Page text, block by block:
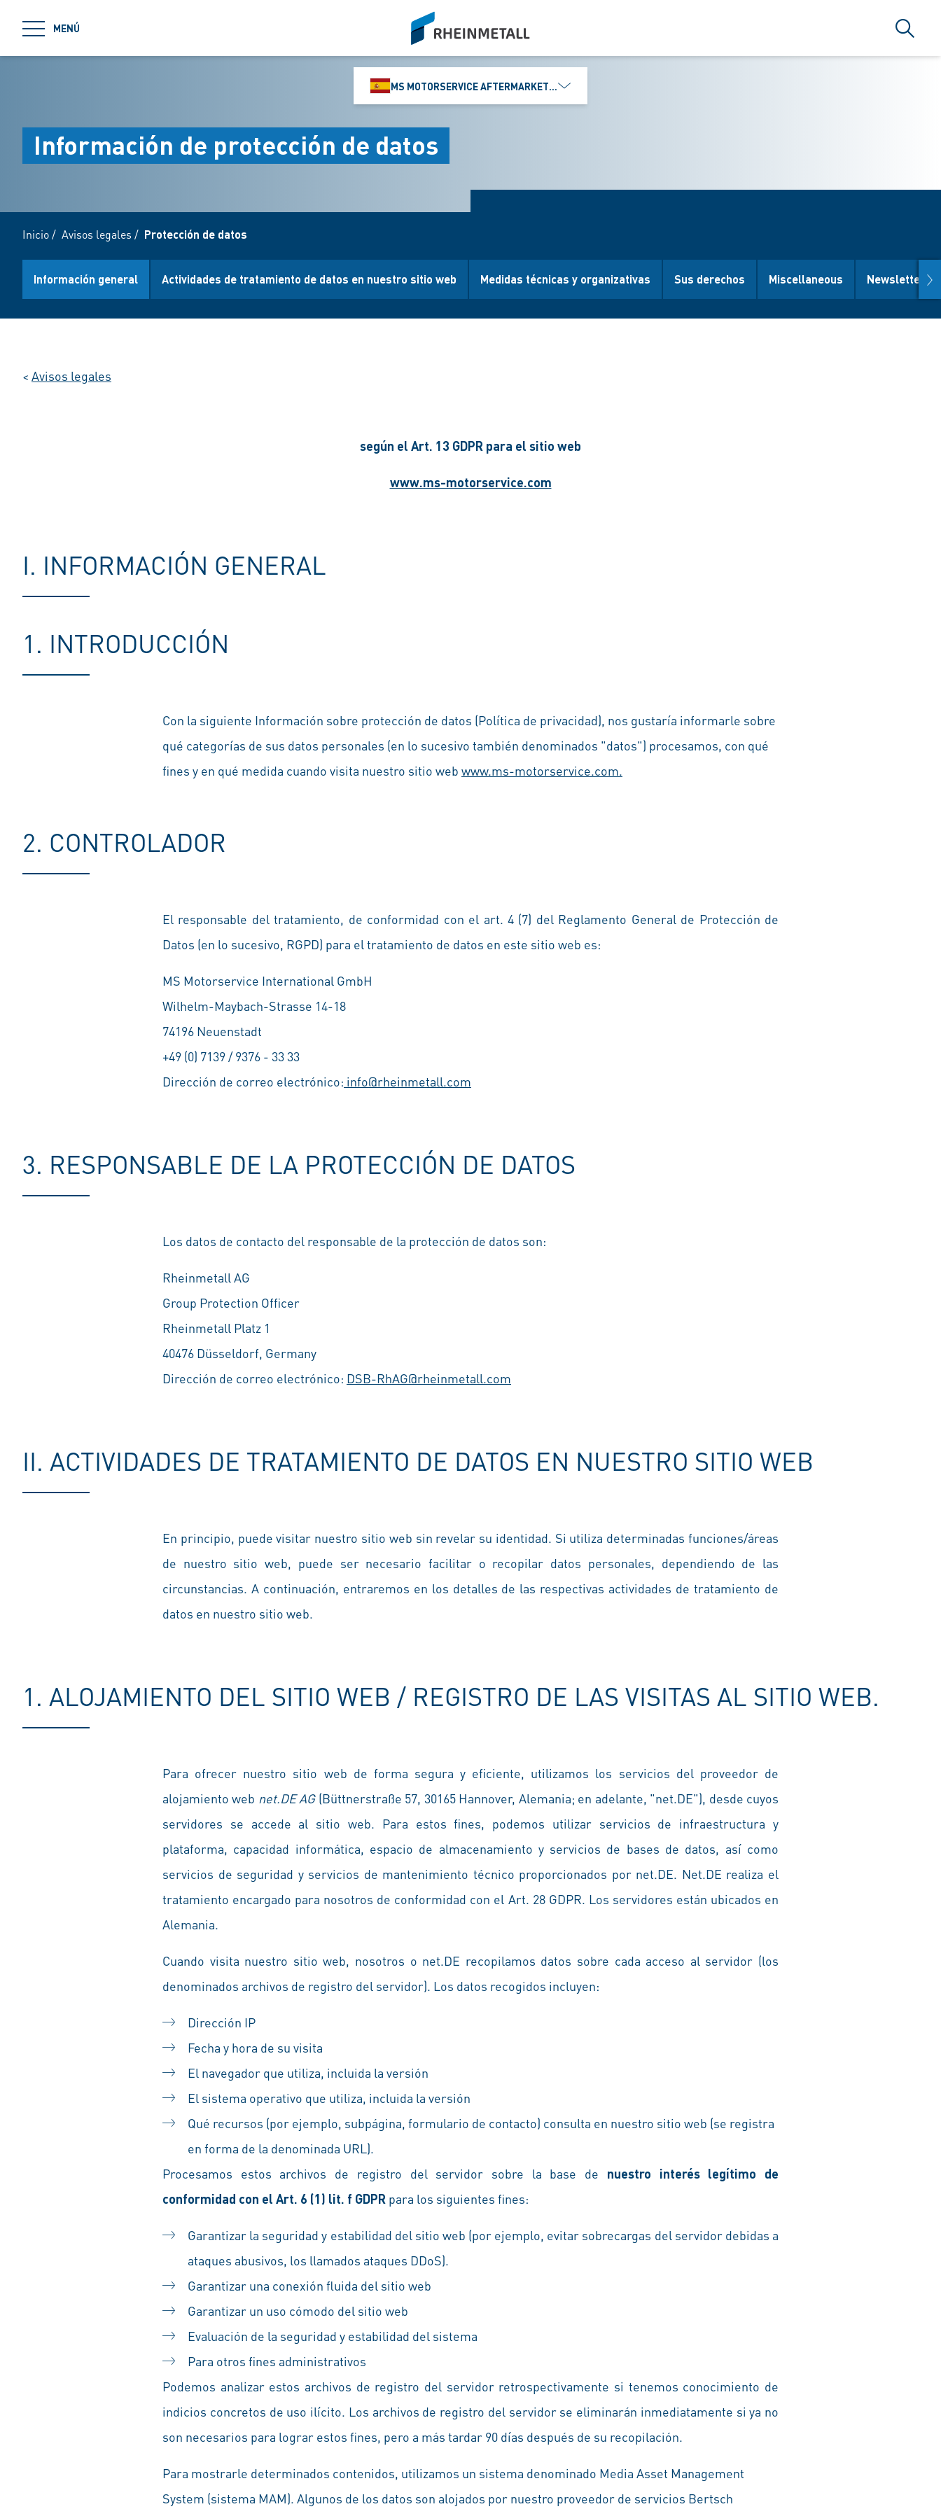
MENÚ
siteLogo
MS MOTORSERVICE AFTERMARKET IBÉRICA, S.L
Información de protección de datos
Inicio/ Avisos legales / Protección de datos
Información general Actividades de tratamiento de datos en nuestro sitio web Medidas técnicas y organizativas Sus derechos Miscellaneous Newsletter
< Avisos legales
según el Art. 13 GDPR para el sitio web
www.ms-motorservice.com
I. INFORMACIÓN GENERAL
1. INTRODUCCIÓN
Con la siguiente Información sobre protección de datos (Política de privacidad), nos gustaría informarle sobre
qué categorías de sus datos personales (en lo sucesivo también denominados "datos") procesamos, con qué
fines y en qué medida cuando visita nuestro sitio web www.ms-motorservice.com.
2. CONTROLADOR
El responsable del tratamiento, de conformidad con el art. 4 (7) del Reglamento General de Protección de
Datos (en lo sucesivo, RGPD) para el tratamiento de datos en este sitio web es:
MS Motorservice International GmbH
Wilhelm-Maybach-Strasse 14-18
74196 Neuenstadt
+49 (0) 7139 / 9376 - 33 33
Dirección de correo electrónico: info@rheinmetall.com
3. RESPONSABLE DE LA PROTECCIÓN DE DATOS
Los datos de contacto del responsable de la protección de datos son:
Rheinmetall AG
Group Protection Officer
Rheinmetall Platz 1
40476 Düsseldorf, Germany
Dirección de correo electrónico: DSB-RhAG@rheinmetall.com
II. ACTIVIDADES DE TRATAMIENTO DE DATOS EN NUESTRO SITIO WEB
En principio, puede visitar nuestro sitio web sin revelar su identidad. Si utiliza determinadas funciones/áreas
de nuestro sitio web, puede ser necesario facilitar o recopilar datos personales, dependiendo de las
circunstancias. A continuación, entraremos en los detalles de las respectivas actividades de tratamiento de
datos en nuestro sitio web.
1. ALOJAMIENTO DEL SITIO WEB / REGISTRO DE LAS VISITAS AL SITIO WEB.
Para ofrecer nuestro sitio web de forma segura y eficiente, utilizamos los servicios del proveedor de
alojamiento web net.DE AG (Büttnerstraße 57, 30165 Hannover, Alemania; en adelante, "net.DE"), desde cuyos
servidores se accede al sitio web. Para estos fines, podemos utilizar servicios de infraestructura y
plataforma, capacidad informática, espacio de almacenamiento y servicios de bases de datos, así como
servicios de seguridad y servicios de mantenimiento técnico proporcionados por net.DE. Net.DE realiza el
tratamiento encargado para nosotros de conformidad con el Art. 28 GDPR. Los servidores están ubicados en
Alemania.
Cuando visita nuestro sitio web, nosotros o net.DE recopilamos datos sobre cada acceso al servidor (los
denominados archivos de registro del servidor). Los datos recogidos incluyen:
Dirección IP
Fecha y hora de su visita
El navegador que utiliza, incluida la versión
El sistema operativo que utiliza, incluida la versión
Qué recursos (por ejemplo, subpágina, formulario de contacto) consulta en nuestro sitio web (se registra
en forma de la denominada URL).
Procesamos estos archivos de registro del servidor sobre la base de nuestro interés legítimo de
conformidad con el Art. 6 (1) lit. f GDPR para los siguientes fines:
Garantizar la seguridad y estabilidad del sitio web (por ejemplo, evitar sobrecargas del servidor debidas a
ataques abusivos, los llamados ataques DDoS).
Garantizar una conexión fluida del sitio web
Garantizar un uso cómodo del sitio web
Evaluación de la seguridad y estabilidad del sistema
Para otros fines administrativos
Podemos analizar estos archivos de registro del servidor retrospectivamente si tenemos conocimiento de
indicios concretos de uso ilícito. Los archivos de registro del servidor se eliminarán inmediatamente si ya no
son necesarios para lograr estos fines, pero a más tardar 90 días después de su recopilación.
Para mostrarle determinados contenidos, utilizamos un sistema denominado Media Asset Management
System (sistema MAM). Algunos de los datos son alojados por nuestro proveedor de servicios Bertsch